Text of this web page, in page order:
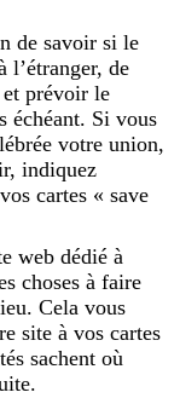
de savoir si le
l’étranger, de
et prévoir le
échéant. Si vous
votre union,
indiquez
cartes « save
web dédié à
choses à faire
Cela vous
site à vos cartes
sachent où